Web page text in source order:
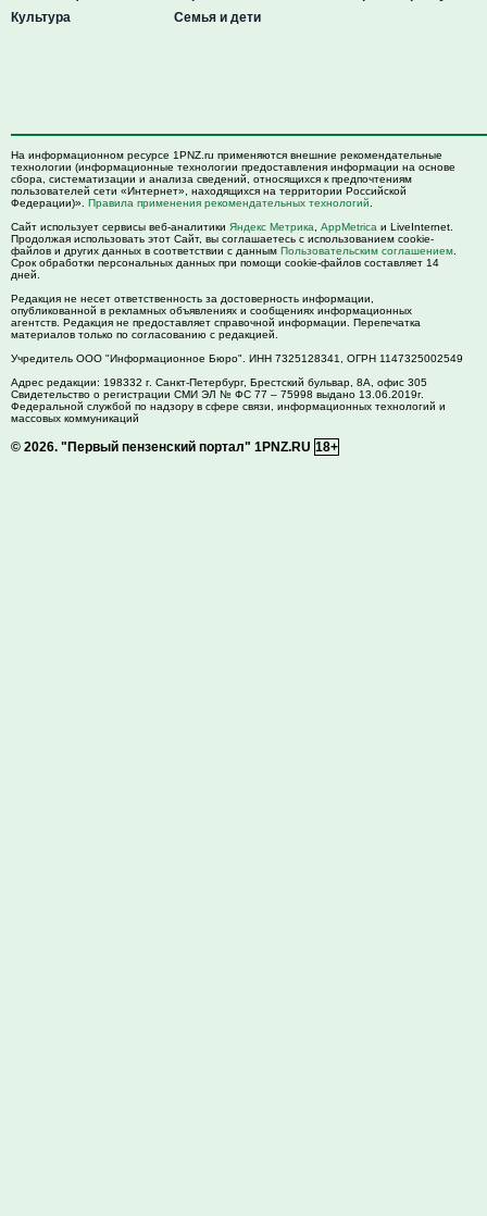
Культура
Семья и дети
На информационном ресурсе 1PNZ.ru применяются внешние рекомендательные
технологии (информационные технологии предоставления информации на основе
сбора, систематизации и анализа сведений, относящихся к предпочтениям
пользователей сети «Интернет», находящихся на территории Российской
Федерации)». Правила применения рекомендательных технологий
Сайт использует сервисы веб-аналитики Яндекс Метрика AppMetrica и LiveInternet.
Продолжая использовать этот Сайт, вы соглашаетесь с использованием cookie-
файлов и других данных в соответствии с данным Пользовательским соглашением
Срок обработки персональных данных при помощи cookie-файлов составляет 14
дней.
Редакция не несет ответственность за достоверность информации,
опубликованной в рекламных объявлениях и сообщениях информационных
агентств. Редакция не предоставляет справочной информации. Перепечатка
материалов только по согласованию с редакцией.
Учредитель ООО "Информационное Бюро". ИНН 7325128341, ОГРН 1147325002549
Адрес редакции: 198332 г. Санкт-Петербург, Брестский бульвар, 8А, офис 305
Свидетельство о регистрации СМИ ЭЛ № ФС 77 – 75998 выдано 13.06.2019г.
Федеральной службой по надзору в сфере связи, информационных технологий и
массовых коммуникаций
© 2026. "Первый пензенский портал" 1PNZ.RU 18+